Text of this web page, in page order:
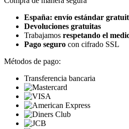
España: envío estándar
Devoluciones gratuitas
Trabajamos respetando el
Pago seguro con cifrado SSL
Métodos de pago:
Transferencia bancaria